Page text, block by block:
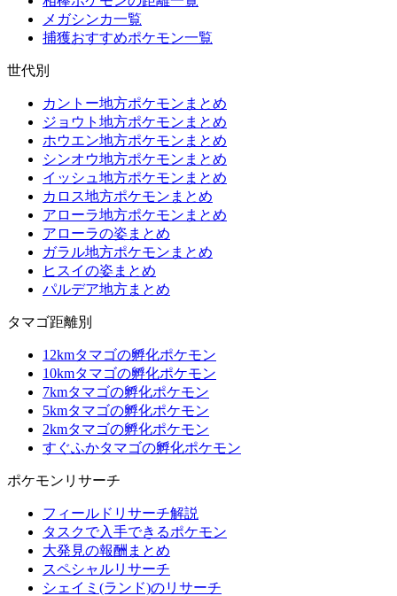
メガシンカ一覧
捕獲おすすめポケモン一覧
世代別
カントー地方ポケモンまとめ
ジョウト地方ポケモンまとめ
ホウエン地方ポケモンまとめ
シンオウ地方ポケモンまとめ
イッシュ地方ポケモンまとめ
カロス地方ポケモンまとめ
アローラ地方ポケモンまとめ
アローラの姿まとめ
ガラル地方ポケモンまとめ
ヒスイの姿まとめ
パルデア地方まとめ
タマゴ距離別
12kmタマゴの孵化ポケモン
10kmタマゴの孵化ポケモン
7kmタマゴの孵化ポケモン
5kmタマゴの孵化ポケモン
2kmタマゴの孵化ポケモン
すぐふかタマゴの孵化ポケモン
ポケモンリサーチ
フィールドリサーチ解説
タスクで入手できるポケモン
大発見の報酬まとめ
スペシャルリサーチ
シェイミ(ランド)のリサーチ